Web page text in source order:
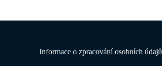
Informace o zpracování osobních údajů